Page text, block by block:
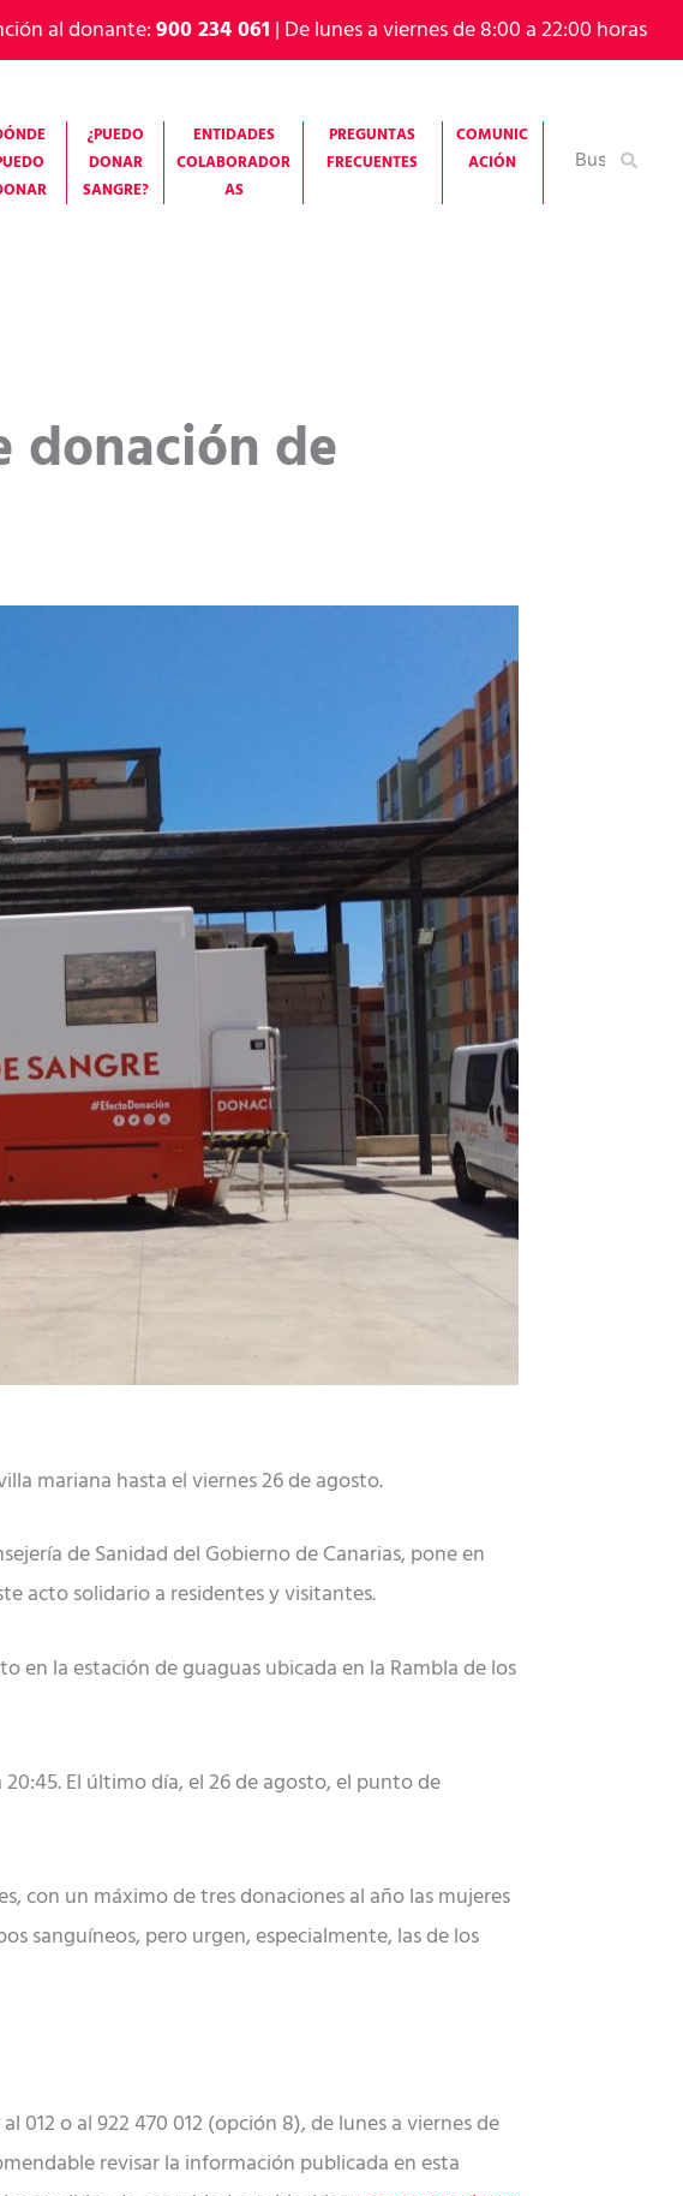
al donante:900 234 061 | De lunes a viernes de 8:00 a 22:00 horas
¿PUEDO
DONAR
SANGRE?
ENTIDADES
COLABORADOR
AS
PREGUNTAS
FRECUENTES
COMUNIC
ACIÓN
Buscar
donación de
mariana hasta el viernes 26 de agosto.
de Sanidad del Gobierno de Canarias, pone en
acto solidario a residentes y visitantes.
en la estación de guaguas ubicada en la Rambla de los
20:45. El último día, el 26 de agosto, el punto de
con un máximo de tres donaciones al año las mujeres
sanguíneos, pero urgen, especialmente, las de los
o al 922 470 012 (opción 8), de lunes a viernes de
revisar la información publicada en esta